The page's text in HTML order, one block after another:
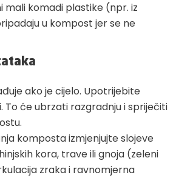
mali komadi plastike (npr. iz
u kompost jer se ne
ako je cijelo. Upotrijebite
To će ubrzati razgradnju i spriječiti
komposta izmjenjujte slojeve
kora, trave ili gnoja (zeleni
zraka i ravnomjerna